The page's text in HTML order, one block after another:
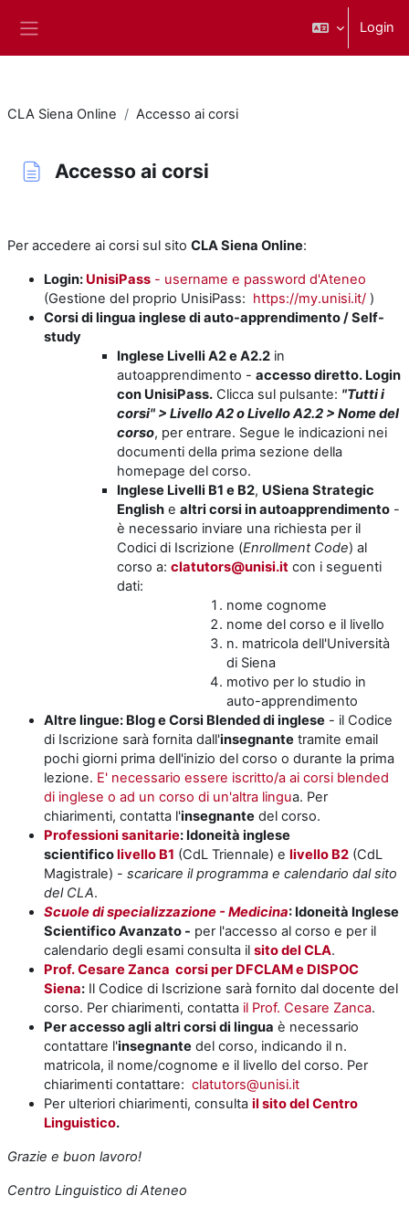
Login
CLA Siena Online Accesso ai corsi
Accesso ai corsi
Per accedere ai corsi sul sito CLA Siena Online:
Login: UnisiPass - username e password d'Ateneo
(Gestione del proprio UnisiPass: https://my.unisi.it/ )
Corsi di lingua inglese di auto-apprendimento / Self-
study
Inglese Livelli A2 e A2.2 in
autoapprendimento - accesso diretto. Login
con UnisiPass. Clicca sul pulsante: "Tutti i
corsi" > Livello A2 o Livello A2.2 > Nome del
corso, per entrare. Segue le indicazioni nei
documenti della prima sezione della
homepage del corso.
Inglese Livelli B1 e B2, USiena Strategic
English e altri corsi in autoapprendimento -
è necessario inviare una richiesta per il
Codici di Iscrizione (Enrollment Code) al
corso a: clatutors@unisi.it con i seguenti
dati:
nome cognome
nome del corso e il livello
n. matricola dell'Università
di Siena
motivo per lo studio in
auto-apprendimento
Altre lingue: Blog eCorsi Blended di inglese - il Codice
di Iscrizione sarà fornita dall'insegnante tramite email
pochi giorni prima dell'inizio del corso o durante la prima
lezione. E' necessario essere iscritto/a ai corsi blended
di inglese o ad un corso di un'altra lingua. Per
chiarimenti, contatta l'insegnante del corso.
Professioni sanitarie: Idoneità inglese
scientificolivello B1 (CdL Triennale) e livello B2 (CdL
Magistrale) - scaricare il programma e calendario dal sito
del CLA.
Scuole di specializzazione - Medicina: Idoneità Inglese
Scientifico Avanzato - per l'accesso al corso e per il
calendario degli esami consulta il sito del CLA.
Prof. Cesare Zanca corsi per DFCLAM e DISPOC
Siena: Il Codice di Iscrizione sarà fornito dal docente del
corso. Per chiarimenti, contatta il Prof. Cesare Zanca.
Per accesso agli altri corsi di lingua è necessario
contattare l'insegnante del corso, indicando il n.
matricola, il nome/cognome e il livello del corso. Per
chiarimenti contattare: clatutors@unisi.it
Per ulteriori chiarimenti, consulta il sito del Centro
Linguistico.
Grazie e buon lavoro!
Centro Linguistico di Ateneo